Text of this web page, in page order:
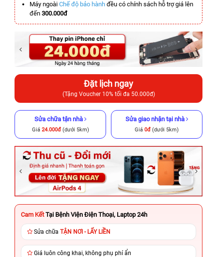
Máy ngoài Chế độ bảo hành đều có chính sách hỗ trợ giá lên
đến 300.000đ
Đặt lịch ngay
(Tặng Voucher 10% tối đa 50.000đ)
Sửa chữa tận nhà
Giá 24.000đ(dưới 5km)
Sửa giao nhận tại nhà
Giá 0đ (dưới 5km)
Cam Kết Tại Bệnh Viện Điện Thoại, Laptop 24h
Sửa chữa TẬN NƠI - LẤY LIỀN
Giá luôn công khai, không phụ phí ẩn